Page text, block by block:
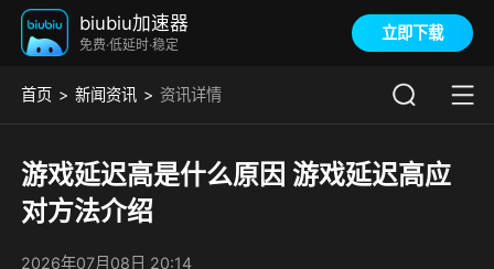
biubiu加速器
免费·低延时·稳定
立即下载
首页 新闻资讯 资讯详情
游戏延迟高是什么原因 游戏延迟高应
对方法介绍
2026年07月08日 20:14